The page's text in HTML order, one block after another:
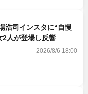
司インスタに“自慢
2人が登場し反響
2026/8/6 18:00